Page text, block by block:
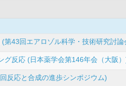
第43回エアロゾル科学・技術研究討論
グ反応 (日本薬学会第146年会（大阪
反応と合成の進歩シンポジウム)